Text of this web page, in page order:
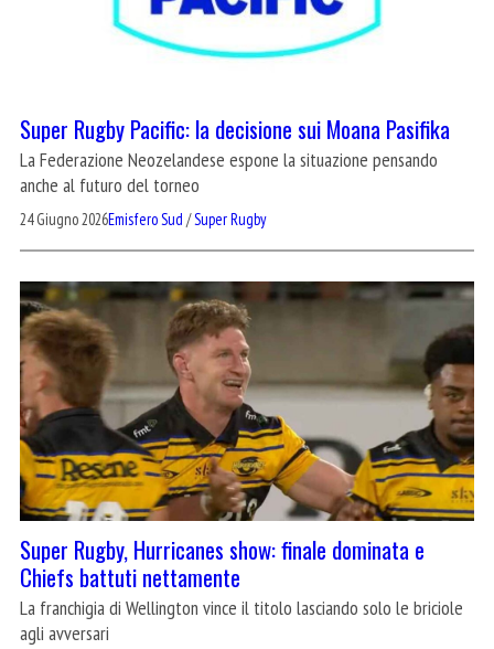
Super Rugby Pacific: la decisione sui Moana Pasifika
La Federazione Neozelandese espone la situazione pensando
anche al futuro del torneo
24 Giugno 2026Emisfero Sud /Super Rugby
Super Rugby, Hurricanes show: finale dominata e
Chiefs battuti nettamente
La franchigia di Wellington vince il titolo lasciando solo le briciole
agli avversari